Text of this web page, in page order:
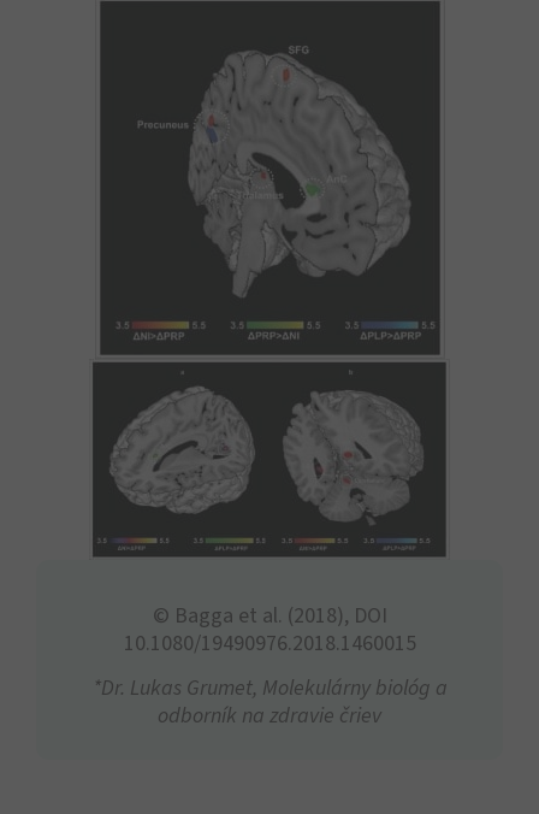
© Bagga et al. (2018), DOI
10.1080/19490976.2018.1460015
*Dr. Lukas Grumet, Molekulárny biológ a
odborník na zdravie čriev